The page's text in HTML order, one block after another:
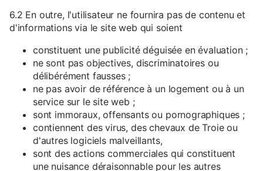
6.2 En outre, l'utilisateur ne fournira pas de contenu et
d'informations via le site web qui soient
constituent une publicité déguisée en évaluation ;
ne sont pas objectives, discriminatoires ou
délibérément fausses ;
ne pas avoir de référence à un logement ou à un
service sur le site web ;
sont immoraux, offensants ou pornographiques ;
contiennent des virus, des chevaux de Troie ou
d'autres logiciels malveillants,
sont des actions commerciales qui constituent
une nuisance déraisonnable pour les autres